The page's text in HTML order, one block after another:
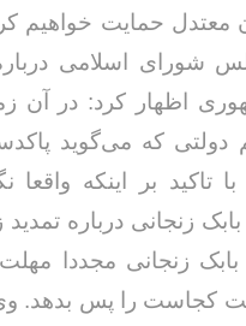
معتدل حمایت خواهیم
شورای اسلامی
اظهار کرد: در آن
دولتی که می‌گوید
تاکید بر اینکه
زنجانی درباره تمدید
بابک زنجانی مجددا
کجاست را پس بدهد. وی